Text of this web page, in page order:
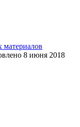
8 июня 2018